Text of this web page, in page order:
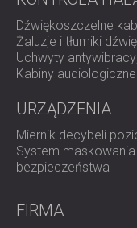
zainteresowanie
bardziej poprawić
życiowej?
DECIBEL oferuje
do indywidualnych
naszym zespołem,
Dźwiękoszczelne
Żaluzje i tłumiki
Uchwyty
Kabiny audiologiczne
URZĄDZENIA
Miernik decybeli
System
bezpieczeństwa
FIRMA